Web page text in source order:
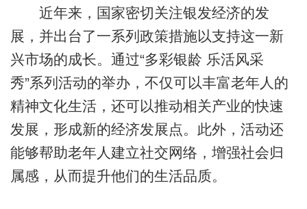
近年来，国家密切关注银发经济的发
展，并出台了一系列政策措施以支持这一新
兴市场的成长。通过“多彩银龄 乐活风采
秀”系列活动的举办，不仅可以丰富老年人的
精神文化生活，还可以推动相关产业的快速
发展，形成新的经济发展点。此外，活动还
能够帮助老年人建立社交网络，增强社会归
属感，从而提升他们的生活品质。